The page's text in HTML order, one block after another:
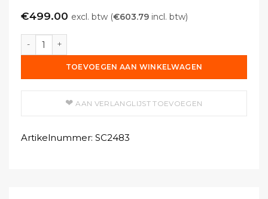
€499.00 excl. btw (€603.79 incl. btw)
PureAirPro CBT-6 ozongenerator aantal
TOEVOEGEN AAN WINKELWAGEN
AAN VERLANGLIJST TOEVOEGEN
Artikelnummer: SC2483